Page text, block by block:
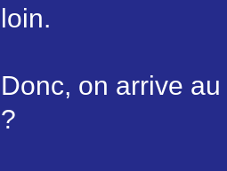
loin.
Donc, on arrive
?